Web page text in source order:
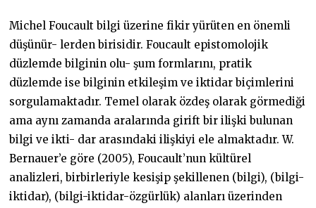
Michel Foucault bilgi üzerine fikir yürüten en önemli
düşünür- lerden birisidir. Foucault epistomolojik
düzlemde bilginin olu- şum formlarını, pratik
düzlemde ise bilginin etkileşim ve iktidar biçimlerini
sorgulamaktadır. Temel olarak özdeş olarak görmediği
ama aynı zamanda aralarında girift bir ilişki bulunan
bilgi ve ikti- dar arasındaki ilişkiyi ele almaktadır. W.
Bernauer’e göre (2005), Foucault’nun kültürel
analizleri, birbirleriyle kesişip şekillenen (bilgi), (bilgi-
iktidar), (bilgi-iktidar-özgürlük) alanları üzerinden